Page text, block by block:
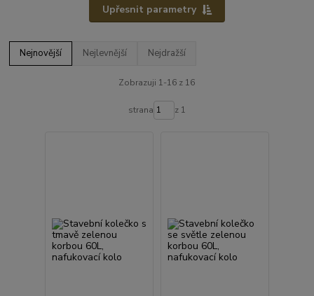
Upřesnit parametry
Nejnovější Nejlevnější Nejdražší
Zobrazuji 1-16 z 16
strana z 1